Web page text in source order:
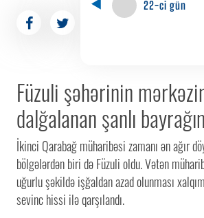
22-ci gün
Füzuli şəhərinin
dalğalanan şanlı
İkinci Qarabağ müharibəsi zamanı ən ağır
bölgələrdən biri də Füzuli oldu. Vətən
uğurlu şəkildə işğaldan azad olunması
sevinc hissi ilə qarşılandı.